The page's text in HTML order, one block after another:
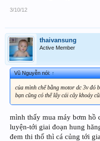
3/10/12
thaivansung
Active Member
Vũ Nguyễn nói:↑
của mình chế bằng motor dc 3v đó
bạn cũng có thể lấy cái cây khoáy
mình thấy mua máy bơm hồ
luyện-tới giai đoạn hung
đem thi thố thì cá củng tới